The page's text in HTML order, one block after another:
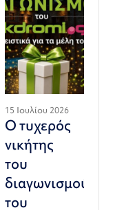
15 Ιουλίου 2026
Ο τυχερός
νικήτης
του
διαγωνισμού
του